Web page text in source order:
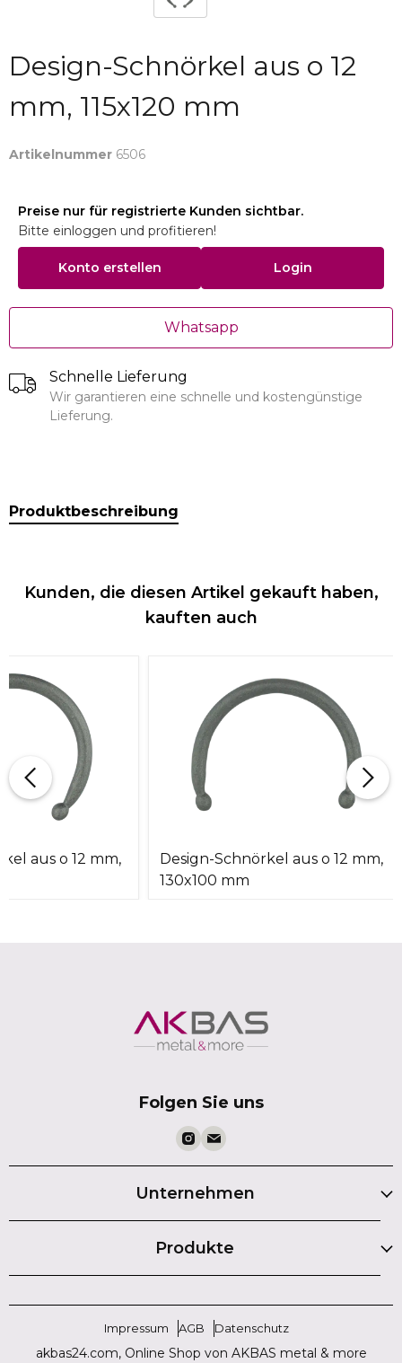
Design-Schnörkel aus o 12
mm, 115x120 mm
Artikelnummer 6506
Preise nur für registrierte Kunden sichtbar.
Bitte einloggen und profitieren!
Konto erstellen Login
Whatsapp
Schnelle Lieferung
Wir garantieren eine schnelle und kostengünstige
Lieferung.
Produktbeschreibung
Kunden, die diesen Artikel gekauft haben,
kauften auch
aus o 12 mm,
Design-Schnörkel aus o 12 mm,
130x100 mm
Folgen Sie uns
Unternehmen
Produkte
Impressum AGB Datenschutz
akbas24.com, Online Shop von AKBAS metal & more